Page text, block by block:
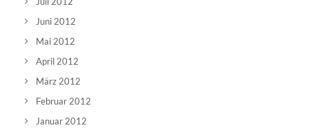
Juni 2012
Mai 2012
April 2012
März 2012
Februar 2012
Januar 2012